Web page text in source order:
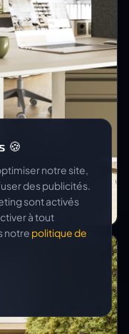
🍪
notre site,
des publicités.
sont activés
à tout
notre politique de